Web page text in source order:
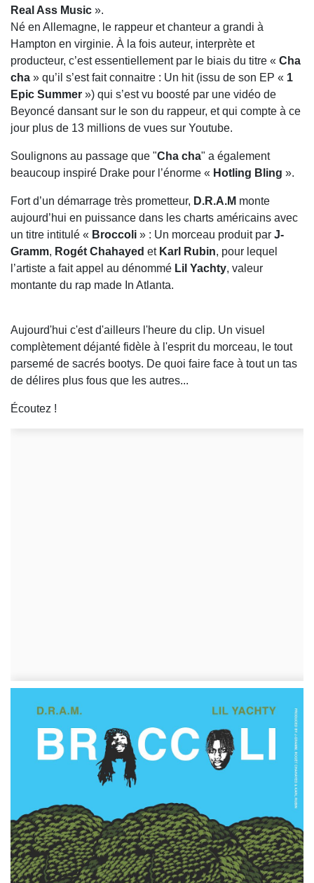
Real Ass Music ».
Né en Allemagne, le rappeur et chanteur a grandi à
Hampton en virginie. À la fois auteur, interprète et
producteur, c’est essentiellement par le biais du titre « Cha
cha » qu’il s’est fait connaitre : Un hit (issu de son EP « 1
Epic Summer ») qui s’est vu boosté par une vidéo de
Beyoncé dansant sur le son du rappeur, et qui compte à ce
jour plus de 13 millions de vues sur Youtube.
Soulignons au passage que "Cha cha" a également
beaucoup inspiré Drake pour l’énorme « Hotling Bling ».
Fort d’un démarrage très prometteur, D.R.A.M monte
aujourd’hui en puissance dans les charts américains avec
un titre intitulé « Broccoli » : Un morceau produit par J-
Gramm, Rogét Chahayed et Karl Rubin, pour lequel
l’artiste a fait appel au dénommé Lil Yachty, valeur
montante du rap made In Atlanta.
Aujourd'hui c'est d'ailleurs l'heure du clip. Un visuel
complètement déjanté fidèle à l'esprit du morceau, le tout
parsemé de sacrés bootys. De quoi faire face à tout un tas
de délires plus fous que les autres...
Écoutez !